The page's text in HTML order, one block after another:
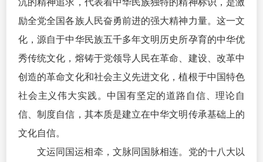
沉的精神追求，代表着中华民族独特的精神标识，是激
励全党全国各族人民奋勇前进的强大精神力量。这一文
化，源自于中华民族五千多年文明历史所孕育的中华优
秀传统文化，熔铸于党领导人民在革命、建设、改革中
创造的革命文化和社会主义先进文化，植根于中国特色
社会主义伟大实践。中国有坚定的道路自信、理论自
信、制度自信，其本质是建立在中华文明传承基础上的
文化自信。
文运同国运相牵，文脉同国脉相连。党的十八大以